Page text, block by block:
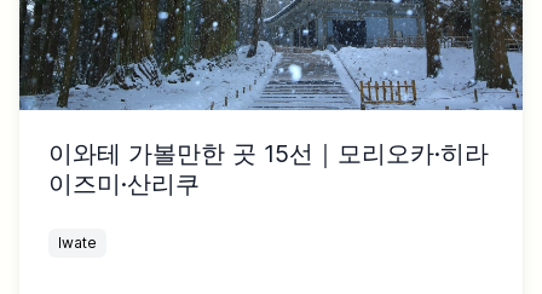
이와테 가볼만한 곳 15선｜모리오카·히라
이즈미·산리쿠
Iwate